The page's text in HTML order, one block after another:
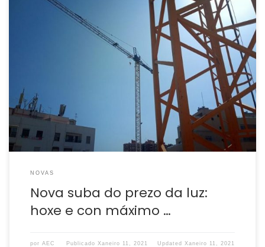
O prezo de hoxe da luz moverase entre un máximo de 121,14
euros/ MWh entre as 21 e as 22:00 horas e un mínimo de
46,36 euros/ MWh, entre as 5 e as 6 da mañá O prezo da luz
no mercado almacenista volveu subir para hoxe, segunda
feira, tras unha lixeira […]
NOVAS
Nova suba do prezo da luz:
hoxe e con máximo …
por AEC PublicadoXaneiro 11, 2021 UpdatedXaneiro 11, 2021